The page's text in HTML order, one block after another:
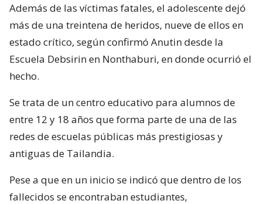
Además de las víctimas fatales, el adolescente dejó
más de una treintena de heridos, nueve de ellos en
estado crítico, según confirmó Anutin desde la
Escuela Debsirin en Nonthaburi, en donde ocurrió el
hecho.
Se trata de un centro educativo para alumnos de
entre 12 y 18 años que forma parte de una de las
redes de escuelas públicas más prestigiosas y
antiguas de Tailandia.
Pese a que en un inicio se indicó que dentro de los
fallecidos se encontraban estudiantes,